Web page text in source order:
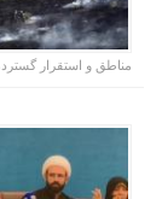
مناطق و استقرار